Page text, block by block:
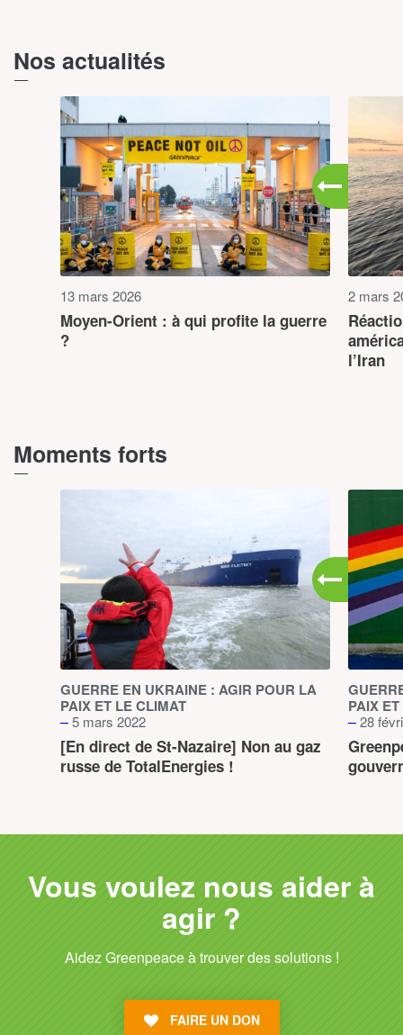
Nos actualités
13 mars 2026
Moyen-Orient : à qui profite la guerre
?
2 mars
l’Iran
Moments forts
GUERRE EN UKRAINE : AGIR POUR LA
PAIX ET LE CLIMAT
–5 mars 2022
[En direct de St-Nazaire] Non au gaz
russe de TotalEnergies !
PAIX
–28
Vous voulez nous aider à
agir ?
Aidez Greenpeace à trouver des solutions !
FAIRE UN DON